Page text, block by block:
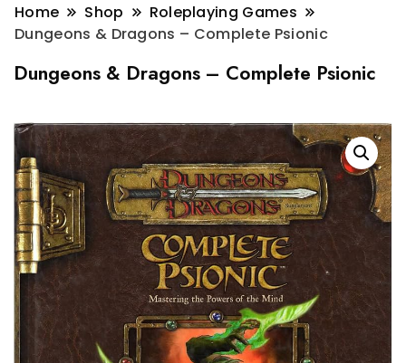
Home Shop
Roleplaying Games
Dungeons & Dragons – Complete Psionic
Dungeons & Dragons – Complete Psionic